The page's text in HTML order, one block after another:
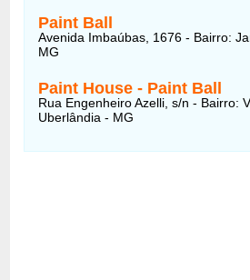
Paint Ball
Avenida Imbaúbas, 1676 - Bairro:
MG
Paint House - Paint Ball
Rua Engenheiro Azelli, s/n - Bairro:
Uberlândia - MG